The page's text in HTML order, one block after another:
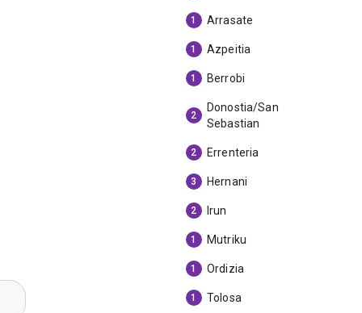
1 Arrasate
1 Azpeitia
1 Berrobi
2
Donostia/San
Sebastian
2 Errenteria
3 Hernani
2 Irun
1 Mutriku
1 Ordizia
1 Tolosa